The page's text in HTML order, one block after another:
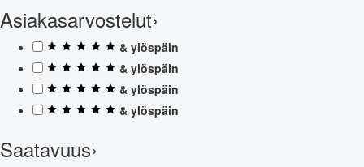
Asiakasarvostelut›
& ylöspäin
& ylöspäin
& ylöspäin
& ylöspäin
Saatavuus›